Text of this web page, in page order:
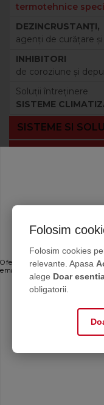
termotehnice
DEZINCRUSTANŢI,
agenţi de curăţare
INHIBITORI
de coroziune şi
Soluţii întreţinere
SISTEME
SISTEME SI
Folosim
Folosim cookies
relevante. Apasa
alege Doar
obligatorii.
Ofertele
Oferte personalizate și sfaturi
emailuri pe lună — fără spam.